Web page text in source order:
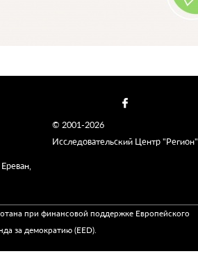
© 2001-2026
Исследовательский Центр "Регион"
при финансовой поддержке Европейского
за демократию (EED).